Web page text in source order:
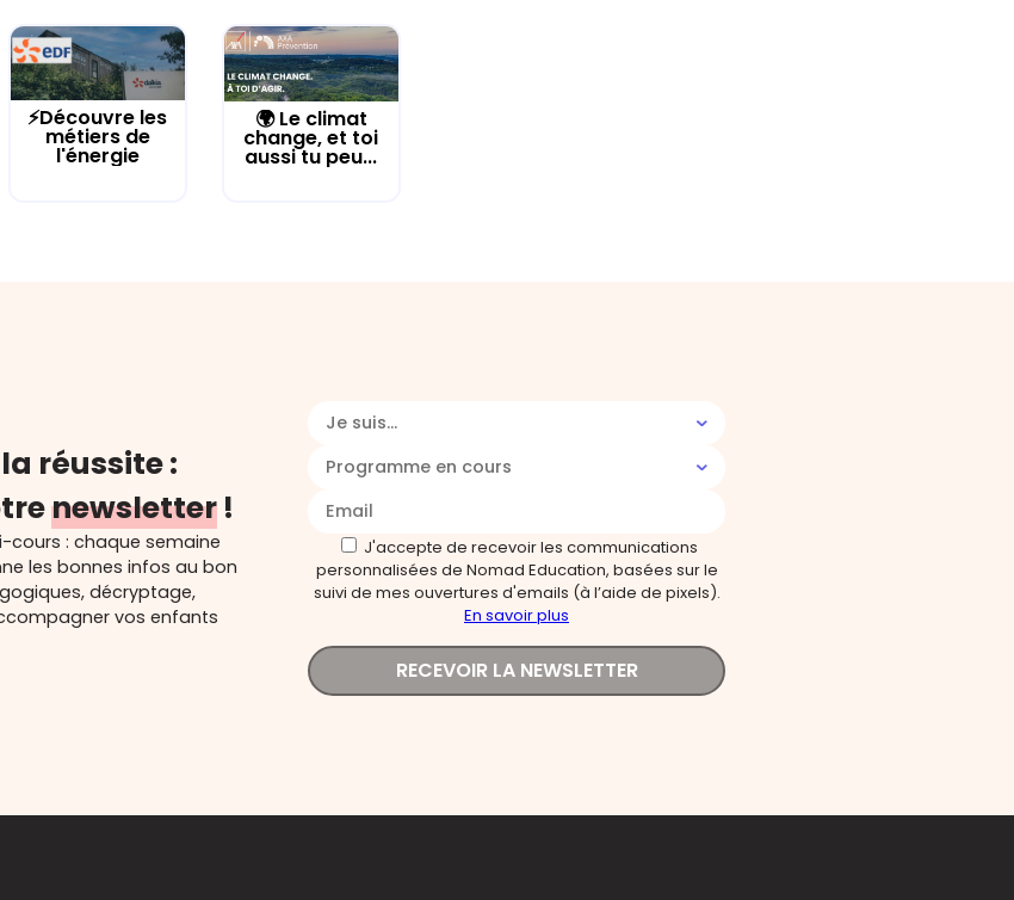
⚡Découvre les
métiers de
l'énergie
🌍 Le climat
change, et toi
aussi tu peu...
réussite :
newsletter !
cours : chaque semaine
les bonnes infos au bon
décryptage,
vos enfants
Je suis...
Programme en cours
J'accepte de recevoir les communications
personnalisées de Nomad Education, basées sur le
suivi de mes ouvertures d'emails (à l’aide de pixels).
En savoir plus
RECEVOIR LA NEWSLETTER